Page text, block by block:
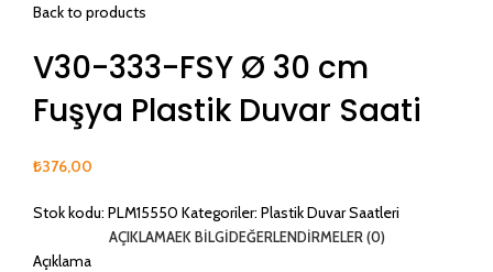
Back to products
V30-333-FSY Ø 30 cm
Fuşya Plastik Duvar Saati
₺376,00
Stok kodu: PLM15550 Kategoriler: Plastik Duvar Saatleri
AÇIKLAMAEK BILGIDEĞERLENDIRMELER (0)
Açıklama